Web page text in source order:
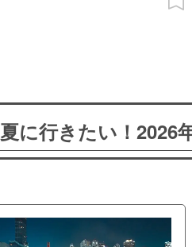
に行きたい！2026